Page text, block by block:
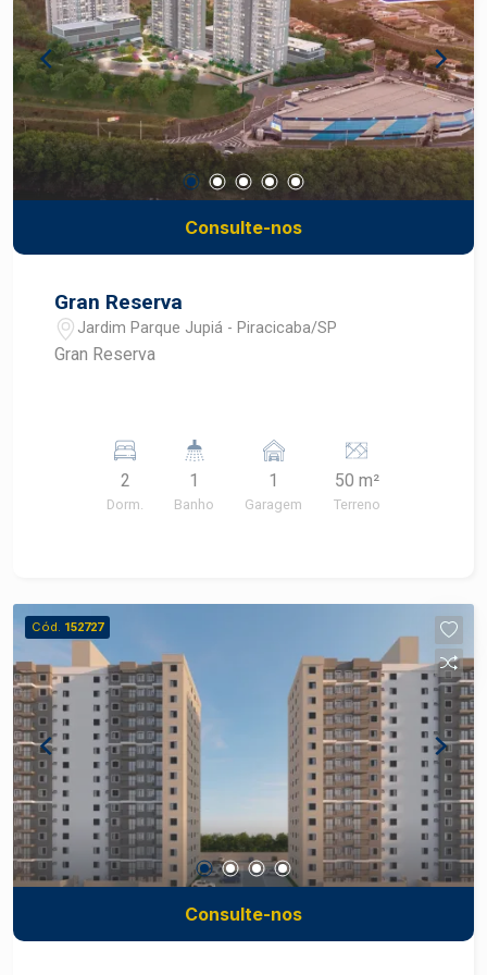
Consulte-nos
Gran Reserva
Jardim Parque Jupiá - Piracicaba/SP
Gran Reserva
2
Dorm.
1
Banho
1
Garagem
50 m²
Terreno
Cód. 152727
Consulte-nos